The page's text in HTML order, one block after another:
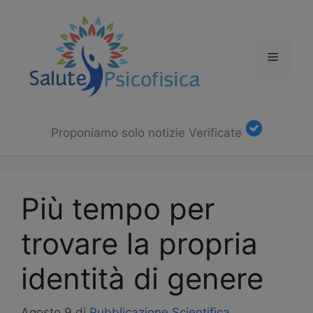
Menu
Proponiamo solo notizie Verificate
Più tempo per
trovare la propria
identità di genere